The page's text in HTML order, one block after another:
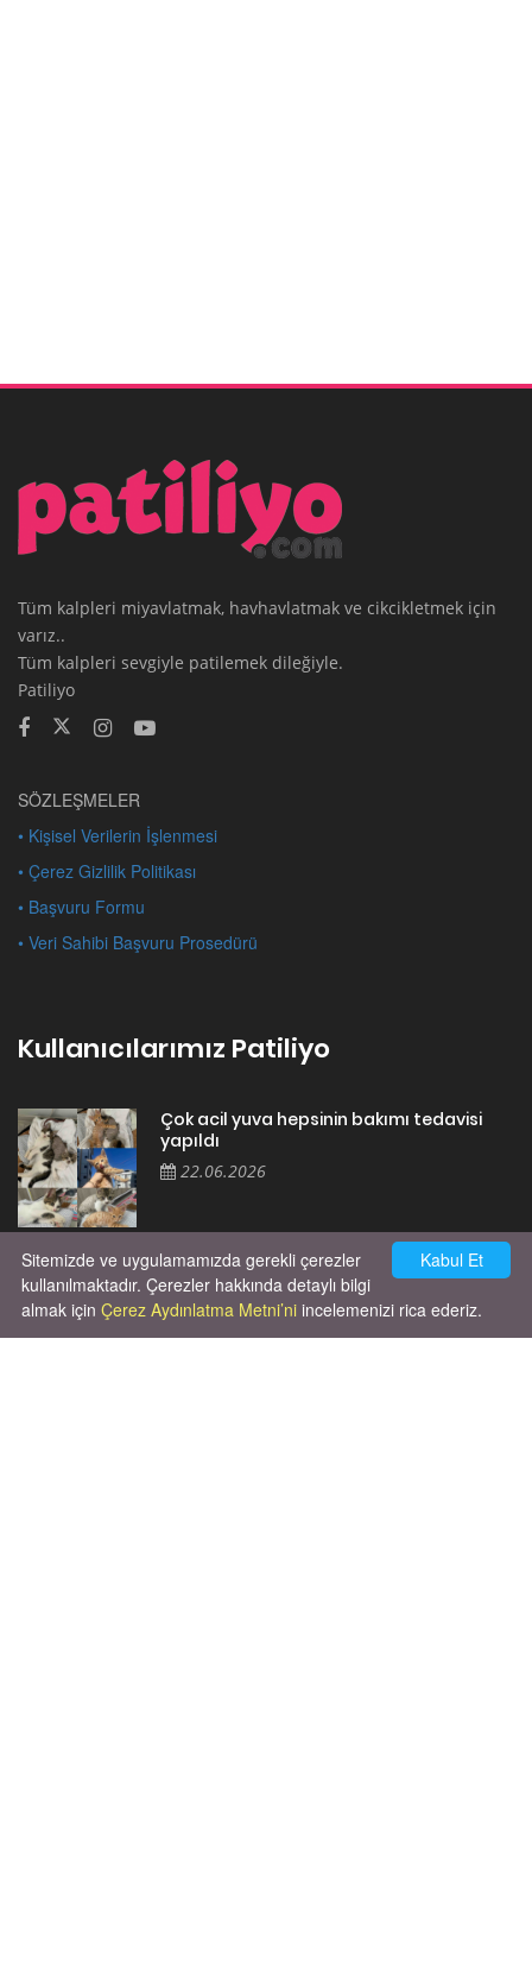
Tüm kalpleri miyavlatmak, havhavlatmak ve cikcikletmek için
varız..
Tüm kalpleri sevgiyle patilemek dileğiyle.
Patiliyo
SÖZLEŞMELER
• Kişisel Verilerin İşlenmesi
• Çerez Gizlilik Politikası
• Başvuru Formu
• Veri Sahibi Başvuru Prosedürü
Kullanıcılarımız Patiliyo
Çok acil yuva hepsinin bakımı tedavisi
yapıldı
22.06.2026
Cok huysal asla tırmalama huyu yok yeni
kısırlastırdım tuvalet egitimi de var
kumundan baska yere ya...
02.03.2026
Kabul Et
Sitemizde ve uygulamamızda gerekli çerezler
kullanılmaktadır. Çerezler hakkında detaylı bilgi
almak için Çerez Aydınlatma Metni’ni incelemenizi rica ederiz.